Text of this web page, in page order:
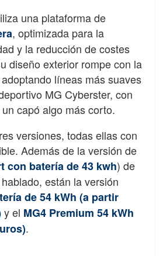
una plataforma de
, optimizada para la
y la reducción de costes
diseño exterior rompe con la
líneas más suaves
MG Cyberster, con
capó algo más corto.
versiones, todas ellas con
Además de la versión de
con batería de 43 kwh) de
están la versión
de 54 kWh (a partir
y el MG4 Premium 54 kWh
.